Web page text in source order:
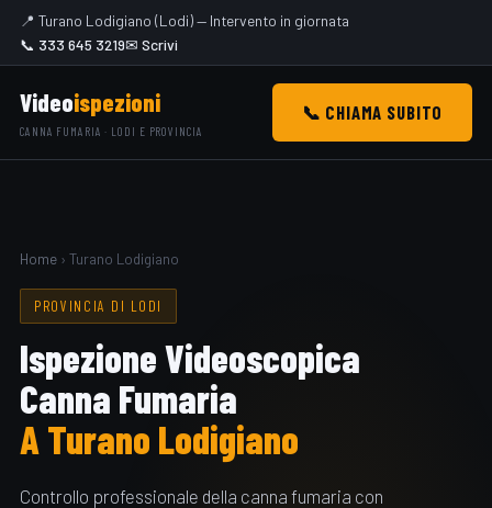
📍 Turano Lodigiano (Lodi) — Intervento in giornata
📞 333 645 3219✉ Scrivi
Videoispezioni
CANNA FUMARIA · LODI E PROVINCIA
📞 CHIAMA SUBITO
Home› Turano Lodigiano
PROVINCIA DI LODI
Ispezione Videoscopica
Canna Fumaria
A Turano Lodigiano
Controllo professionale della canna fumaria con